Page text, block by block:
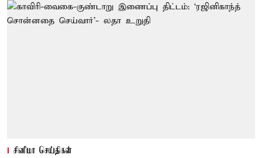
சினிமா செய்திகள்